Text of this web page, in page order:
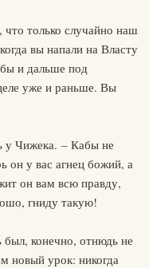
только случайно наш
вы напали на Власту
и дальше под
уже и раньше. Вы
у Чижека. – Кабы не
он у вас агнец божий, а
он вам всю правду,
гниду такую!
был, конечно, отнюдь не
новый урок: никогда